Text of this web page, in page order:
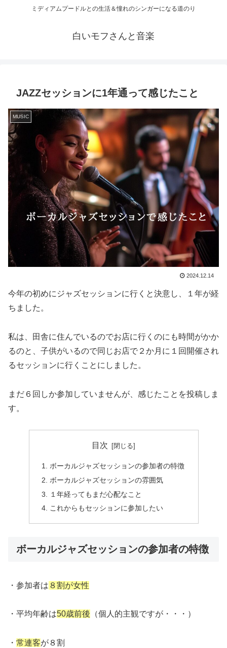
ミディアムプードルとの生活＆憧れのシンガーになる道のり
白いモフさんと音楽
JAZZセッションに1年通って感じたこと
MUSIC
2024.12.14
今年の初めにジャズセッションに行くと決意し、１年が経
ちました。
私は、田舎に住んでいるのでお店に行くのにも時間がかか
るのと、子供がいるので同じお店で２か月に１回開催され
るセッションに行くことにしました。
まだ６回しか参加していませんが、感じたことを投稿しま
す。
目次
ボーカルジャズセッションの参加者の特徴
ボーカルジャズセッションの雰囲気
１年経ってもまだ心配なこと
これからもセッションに参加したい
ボーカルジャズセッションの参加者の特徴
・参加者は ８割が女性
・平均年齢は50歳前後 （個人的主観ですが・・・）
・ 常連客が８割